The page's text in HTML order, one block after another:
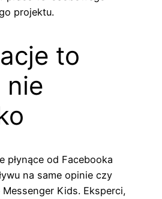
projektu.
to
nie
płynące od Facebooka
na same opinie czy
Kids. Eksperci,